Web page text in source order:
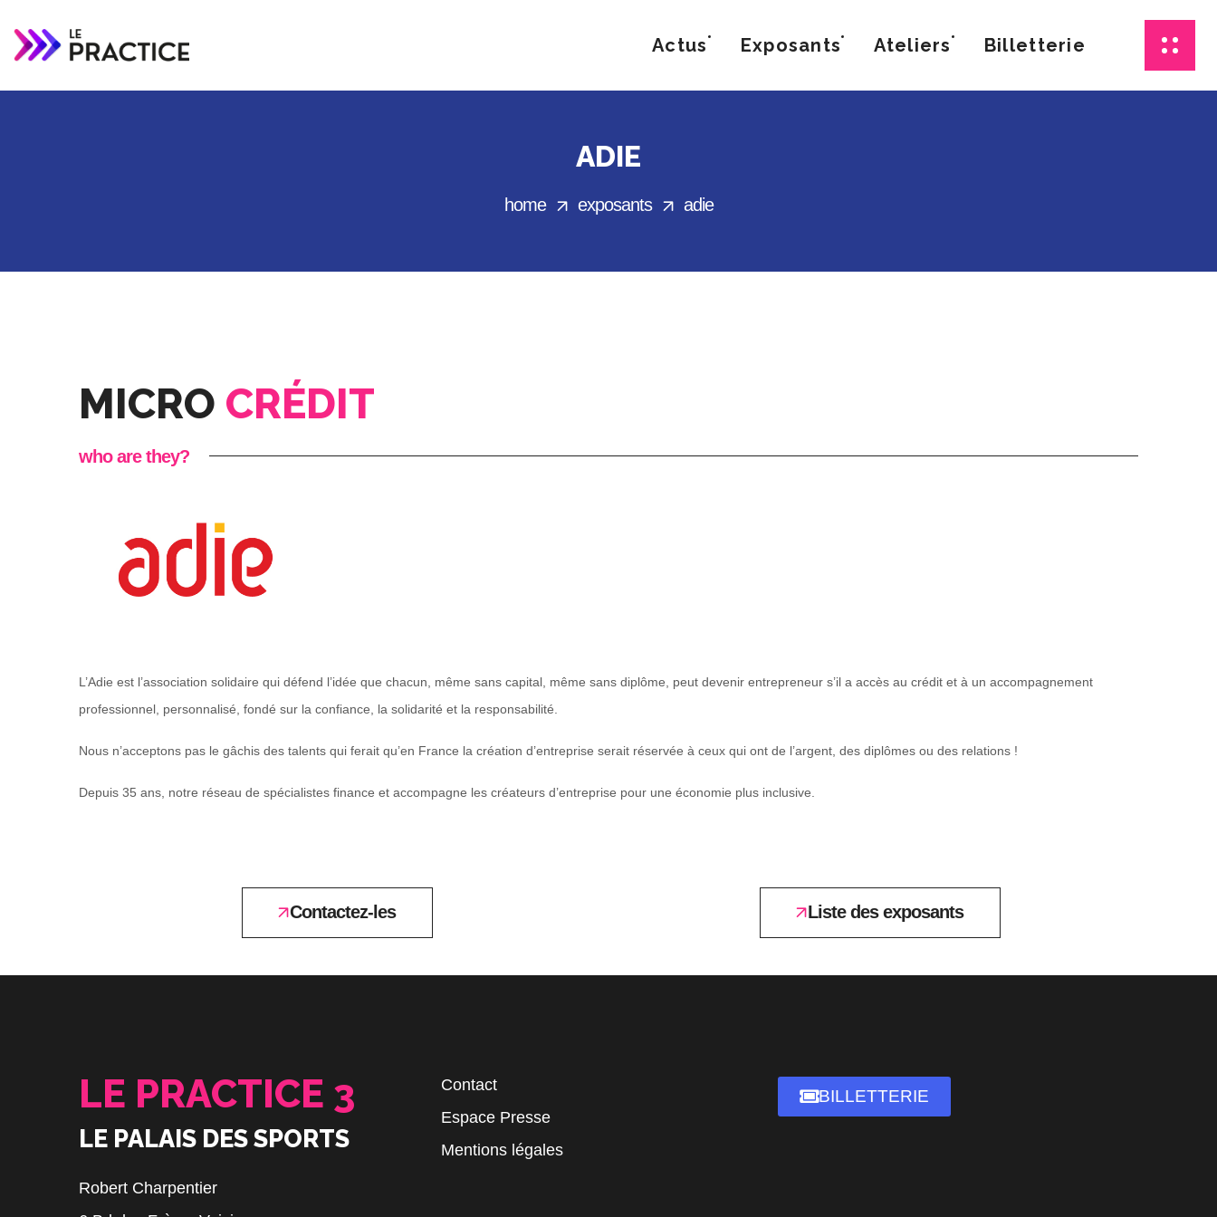
Actus Exposants Ateliers Billetterie
ADIE
home exposants adie
who are they?
MICRO CRÉDIT
L’Adie est l’association solidaire qui défend l’idée que chacun, même sans capital, même sans diplôme, peut devenir entrepreneur s’il a accès au crédit et à un accompagnement
professionnel, personnalisé, fondé sur la confiance, la solidarité et la responsabilité.
Nous n’acceptons pas le gâchis des talents qui ferait qu’en France la création d’entreprise serait réservée à ceux qui ont de l’argent, des diplômes ou des relations !
Depuis 35 ans, notre réseau de spécialistes finance et accompagne les créateurs d’entreprise pour une économie plus inclusive.
Contactez-les Liste des exposants
LE PRACTICE 3
LE PALAIS DES SPORTS
Robert Charpentier
Contact
Espace Presse
Mentions légales
BILLETTERIE